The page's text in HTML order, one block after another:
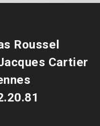
Roussel
Cartier